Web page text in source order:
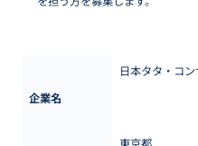
企業名
日本タタ・コ